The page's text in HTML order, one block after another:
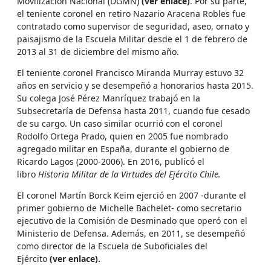
el teniente coronel en retiro Nazario Aracena Robles fue
contratado como supervisor de seguridad, aseo, ornato y
paisajismo de la Escuela Militar desde el 1 de febrero de
2013 al 31 de diciembre del mismo año.
El teniente coronel Francisco Miranda Murray estuvo 32
años en servicio y se desempeñó a honorarios hasta 2015.
Su colega José Pérez Manríquez trabajó en la
Subsecretaría de Defensa hasta 2011, cuando fue cesado
de su cargo. Un caso similar ocurrió con el coronel
Rodolfo Ortega Prado, quien en 2005 fue nombrado
agregado militar en España, durante el gobierno de
Ricardo Lagos (2000-2006). En 2016, publicó el
libro Historia Militar de la Virtudes del Ejército Chile.
El coronel Martín Borck Keim ejerció en 2007 -durante el
primer gobierno de Michelle Bachelet- como secretario
ejecutivo de la Comisión de Desminado que operó con el
Ministerio de Defensa. Además, en 2011, se desempeñó
como director de la Escuela de Suboficiales del
Ejército (ver enlace).